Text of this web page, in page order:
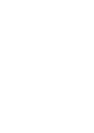
und
Weg nach
einzuladen,